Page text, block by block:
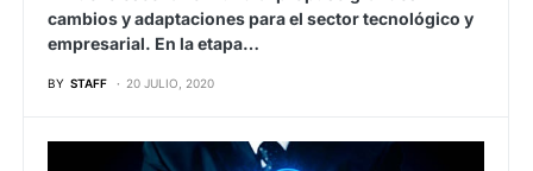
cambios y adaptaciones para el sector tecnológico y
empresarial. En la etapa…
BY STAFF 20 JULIO, 2020